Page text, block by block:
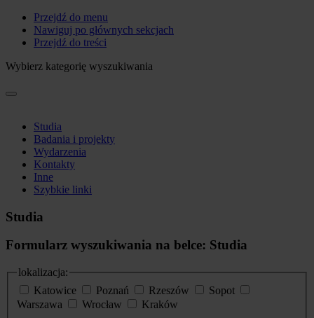
Przejdź do menu
Nawiguj po głównych sekcjach
Przejdź do treści
Wybierz kategorię wyszukiwania
Studia
Badania i projekty
Wydarzenia
Kontakty
Inne
Szybkie linki
Studia
Formularz wyszukiwania na belce: Studia
lokalizacja:
Katowice
Poznań Rzeszów
Sopot
Warszawa
Wrocław
Kraków